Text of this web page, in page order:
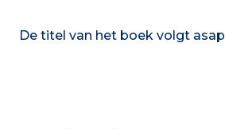
De titel van het boek volgt asap